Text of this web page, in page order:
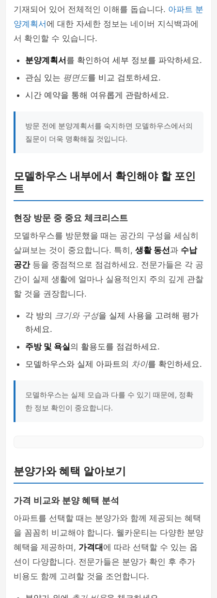
기재되어 있어 전체적인 이해를 돕습니다. 아파트 분
양계획서 에 대한 자세한 정보는 네이버 지식백과에
서 확인할 수 있습니다.
분양계획서 를 확인하여 세부 정보를 파악하세요.
관심 있는 평면도를 비교 검토하세요.
시간 예약을 통해 여유롭게 관람하세요.
방문 전에 분양계획서를 숙지하면 모델하우스에서의
질문이 더욱 명확해질 것입니다.
모델하우스 내부에서 확인해야 할 포인
트
현장 방문 중 중요 체크리스트
모델하우스를 방문했을 때는 공간의 구성을 세심히
살펴보는 것이 중요합니다. 특히, 생활 동선과 수납
공간등을 중점적으로 점검하세요. 전문가들은 각 공
간이 실제 생활에 얼마나 실용적인지 주의 깊게 관찰
할 것을 권장합니다.
각 방의 크기와 구성을 실제 사용을 고려해 평가
하세요.
주방 및 욕실의 활용도를 점검하세요.
모델하우스와 실제 아파트의 차이를 확인하세요.
모델하우스는 실제 모습과 다를 수 있기 때문에, 정확
한 정보 확인이 중요합니다.
분양가와 혜택 알아보기
가격 비교와 분양 혜택 분석
아파트를 선택할 때는 분양가와 함께 제공되는 혜택
을 꼼꼼히 비교해야 합니다. 웰카운티는 다양한 분양
혜택을 제공하며, 가격대 에 따라 선택할 수 있는 옵
션이 다양합니다. 전문가들은 분양가 확인 후 추가
비용도 함께 고려할 것을 조언합니다.